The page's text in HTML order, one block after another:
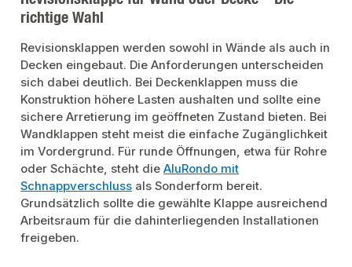
richtige Wahl
Revisionsklappen werden sowohl in Wände als auch in
Decken eingebaut. Die Anforderungen unterscheiden
sich dabei deutlich. Bei Deckenklappen muss die
Konstruktion höhere Lasten aushalten und sollte eine
sichere Arretierung im geöffneten Zustand bieten. Bei
Wandklappen steht meist die einfache Zugänglichkeit
im Vordergrund. Für runde Öffnungen, etwa für Rohre
oder Schächte, steht dieAluRondo mit
Schnappverschluss als Sonderform bereit.
Grundsätzlich sollte die gewählte Klappe ausreichend
Arbeitsraum für die dahinterliegenden Installationen
freigeben.